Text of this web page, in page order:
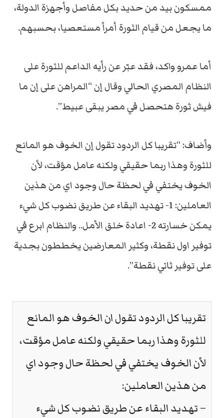
ممسكون بيد من حديد بكل مفاصل وأجهزة الدولة،
ما يجعل من قيام الثورة أمراً مستعصيا، بحسبهم.
أما عمرو واكد، فقد عبّر عن رأيه الداعم للثورة على
النظام المصري الحالي وقال إن “المراهن على إن ما
فيش ثورة هتحصل في مصر يبقى عبيط”.
وأضاف: “تقريبا كل الردود تقول إن الخوف هو المانع
للثورة وهذا ربما حقيقي ولكنه عامل مؤقت، لأن
الخوف يختفي في لحظة حال وجود اي من هذين
العاملين: 1- تهديد البقاء عن طريق نضوب كل شيء
يمكن خسارته 2- اعادة خلق الأمل.. والنظام ابرع في
توفير اول نقطة، وكثير المعارضين يخططون بجدية
على توفير ثاني نقطة”.
تقريبا كل الردود تقول ان الخوف هو المانع
للثورة وهذا ربما حقيقي ولكنه عامل مؤقت،
لأن الخوف يختفي في لحظة حال وجود اي
من هذين العاملين:
– تهديد البقاء عن طريق نضوب كل شيء